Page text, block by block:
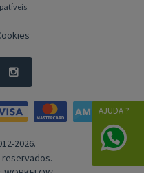
2026.
AJUDA ?